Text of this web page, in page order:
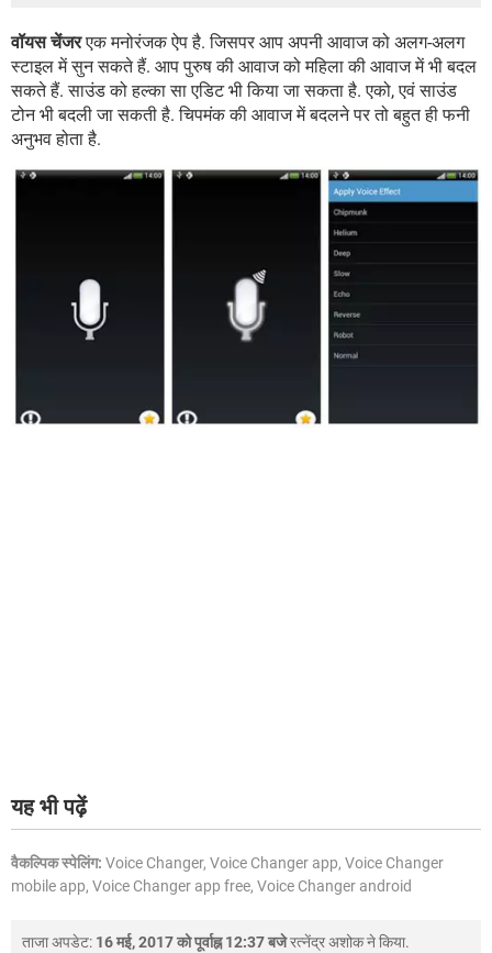
वॉयस चेंजरएक मनोरंजक ऐप है. जिसपर आप अपनी आवाज को अलग-अलग
स्टाइल में सुन सकते हैं. आप पुरुष की आवाज को महिला की आवाज में भी बदल
सकते हैं. साउंड को हल्का सा एडिट भी किया जा सकता है. एको, एवं साउंड
टोन भी बदली जा सकती है. चिपमंक की आवाज में बदलने पर तो बहुत ही फनी
अनुभव होता है.
यह भी पढ़ें
वैकल्पिक स्पेलिंग: Voice Changer, Voice Changer app, Voice Changer
mobile app, Voice Changer app free, Voice Changer android
ताजा अपडेट: 16 मई, 2017 को पूर्वाह्न 12:37 बजेरत्नेंद्र अशोकने किया.